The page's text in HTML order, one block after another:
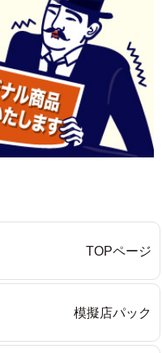
TOPページ
模擬店パック